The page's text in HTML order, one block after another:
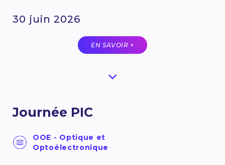
30 juin 2026
EN SAVOIR +
Journée PIC
OOE - Optique et
Optoélectronique